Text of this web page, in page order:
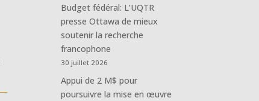
Budget fédéral: L’UQTR
presse Ottawa de mieux
soutenir la recherche
francophone
30 juillet 2026
Appui de 2 M$ pour
poursuivre la mise en œuvre